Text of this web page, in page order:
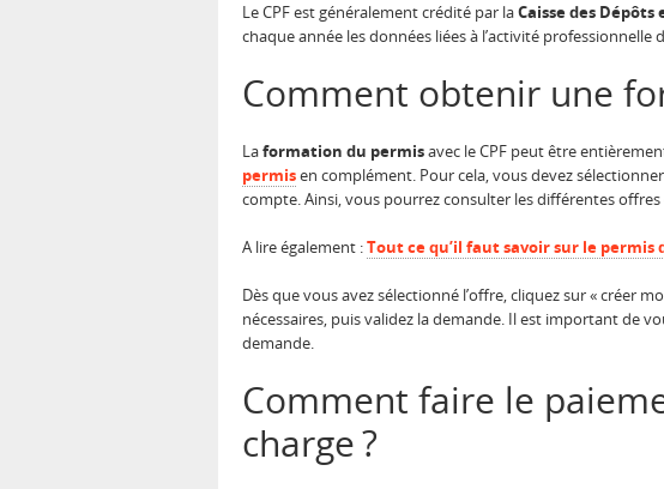
Le CPF est généralement crédité par laCaisse des
chaque année les données liées à l’activité
Comment obtenir une
Laformation du permisavec le CPF peut être
permisen complément. Pour cela, vous devez
compte. Ainsi, vous pourrez consulter les différentes
A lire également :Tout ce qu’il faut savoir sur le permis
Dès que vous avez sélectionné l’offre, cliquez sur « créer
nécessaires, puis validez la demande. Il est important de
demande.
Comment faire le
charge ?